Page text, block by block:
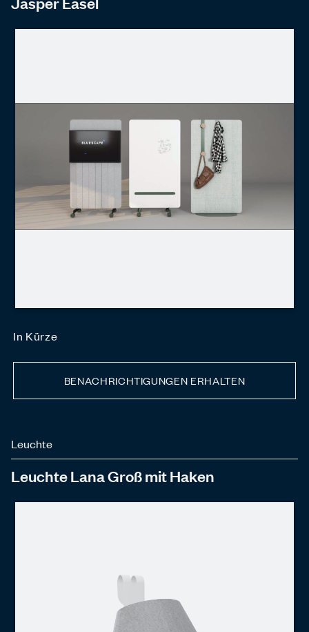
In Kürze
BENACHRICHTIGUNGEN ERHALTEN
Leuchte
Leuchte Lana Groß mit Haken